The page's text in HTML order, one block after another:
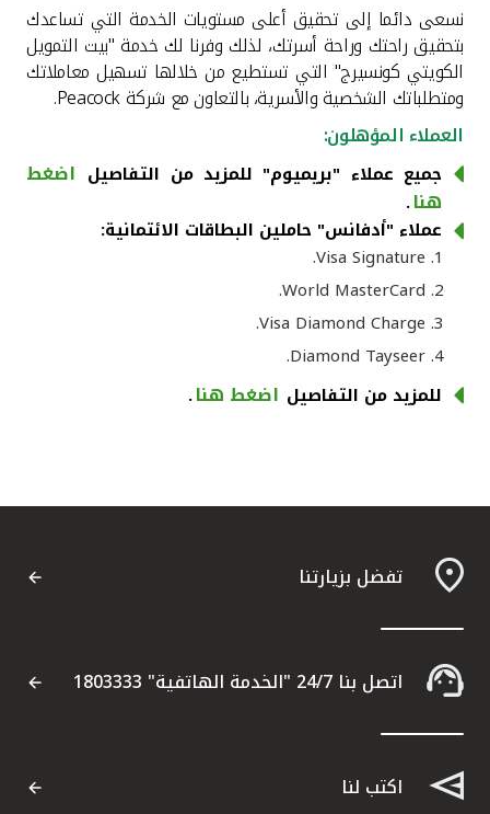
الاستثمار
القنوات المصرفية
أدوات وخدمات
خدمات ما بعد البيع
اتصل بنا
مواقع الفروع وأجهزة الصرف الآلي
ألمانيا
مملكة البحرين
نسعى دائما إلى تحقيق أعلى مستويات الخدمة التي تساعدك
بتحقيق راحتك وراحة أسرتك، لذلك وفرنا لك خدمة "بيت التمويل
الكويتي كونسيرج" التي تستطيع من خلالها تسهيل معاملاتك
ومتطلباتك الشخصية والأسرية، بالتعاون مع شركة Peacock.
العملاء المؤهلون:
جميع عملاء "بريميوم" للمزيد من التفاصيل اضغط
هنا.
عملاء "أدفانس" حاملين البطاقات الائتمانية:
Visa Signature.
World MasterCard.
Visa Diamond Charge.
Diamond Tayseer.
للمزيد من التفاصيل اضغط هنا.
تفضل بزيارتنا
اتصل بنا 24/7 "الخدمة الهاتفية" 1803333
اكتب لنا